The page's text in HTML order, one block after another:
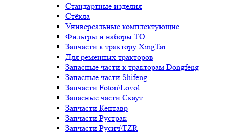
Стандартные изделия
Стёкла
Универсальные комплектующие
Фильтры и наборы ТО
Запчасти к трактору XingTai
Для ременных тракторов
Запасные части к тракторам Dongfeng
Запасные части Shifeng
Запчасти Foton\Lovol
Запасные части Скаут
Запчасти Кентавр
Запчасти Рустрак
Запчасти Русич\TZR